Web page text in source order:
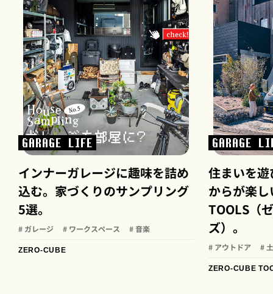
GARAGE LIFE
インナーガレージに趣味を詰め
込む。家づくりのサンプリング
5選。
# ガレージ # ワークスペース # 音楽
ZERO-CUBE
GARAGE
住まいを
からが楽
TOOLS（
ズ）。
# アウトドア #
ZERO-CUBE